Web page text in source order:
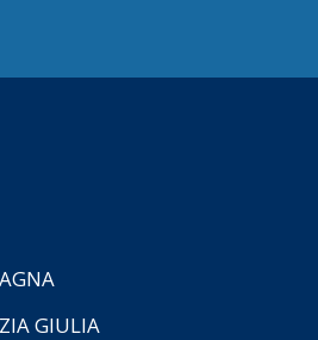
GIULIA